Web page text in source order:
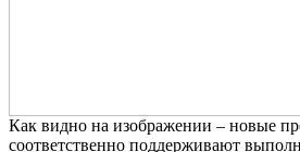
Как видно на изображении – новые
соответственно поддерживают